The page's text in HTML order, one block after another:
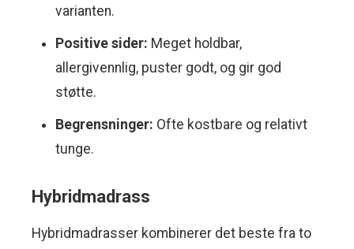
varianten.
Positive sider: Meget holdbar,
allergivennlig, puster godt, og gir god
støtte.
Begrensninger: Ofte kostbare og relativt
tunge.
Hybridmadrass
Hybridmadrasser kombinerer det beste fra to